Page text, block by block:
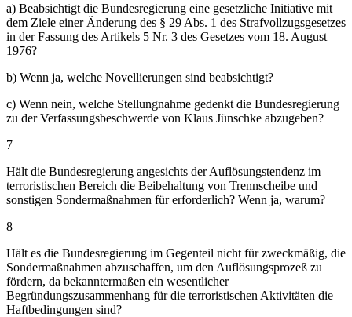
a) Beabsichtigt die Bundesregierung eine gesetzliche Initiative mit
dem Ziele einer Änderung des § 29 Abs. 1 des Strafvollzugsgesetzes
in der Fassung des Artikels 5 Nr. 3 des Gesetzes vom 18. August
1976?
b) Wenn ja, welche Novellierungen sind beabsichtigt?
c) Wenn nein, welche Stellungnahme gedenkt die Bundesregierung
zu der Verfassungsbeschwerde von Klaus Jünschke abzugeben?
7
Hält die Bundesregierung angesichts der Auflösungstendenz im
terroristischen Bereich die Beibehaltung von Trennscheibe und
sonstigen Sondermaßnahmen für erforderlich? Wenn ja, warum?
8
Hält es die Bundesregierung im Gegenteil nicht für zweckmäßig, die
Sondermaßnahmen abzuschaffen, um den Auflösungsprozeß zu
fördern, da bekanntermaßen ein wesentlicher
Begründungszusammenhang für die terroristischen Aktivitäten die
Haftbedingungen sind?